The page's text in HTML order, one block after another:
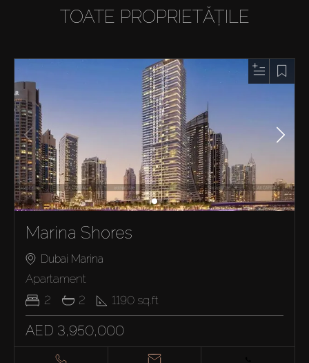
TOATE PROPRIETĂȚILE
Marina Shores
Dubai Marina
Apartament
2
2 1190 sq.ft
AED 3,950,000